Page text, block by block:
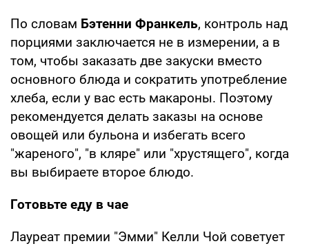
По словам Бэтенни Франкель, контроль над
порциями заключается не в измерении, а в
том, чтобы заказать две закуски вместо
основного блюда и сократить употребление
хлеба, если у вас есть макароны. Поэтому
рекомендуется делать заказы на основе
овощей или бульона и избегать всего
"жареного", "в кляре" или "хрустящего", когда
вы выбираете второе блюдо.
Готовьте еду в чае
Лауреат премии "Эмми" Келли Чой советует